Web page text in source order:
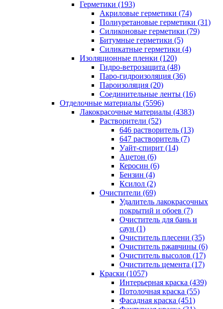
Герметики (193)
Акриловые герметики (74)
Полиуретановые герметики (31)
Силиконовые герметики (79)
Битумные герметики (5)
Силикатные герметики (4)
Изоляционные пленки (120)
Гидро-ветрозащита (48)
Паро-гидроизоляция (36)
Пароизоляция (20)
Соединительные ленты (16)
Отделочные материалы (5596)
Лакокрасочные материалы (4383)
Растворители (52)
646 растворитель (13)
647 растворитель (7)
Уайт-спирит (14)
Ацетон (6)
Керосин (6)
Бензин (4)
Ксилол (2)
Очистители (69)
Удалитель лакокрасочных
покрытий и обоев (7)
Очиститель для бань и
саун (1)
Очиститель плесени (35)
Очиститель ржавчины (6)
Очиститель высолов (17)
Очиститель цемента (17)
Краски (1057)
Интерьерная краска (439)
Потолочная краска (55)
Фасадная краска (451)